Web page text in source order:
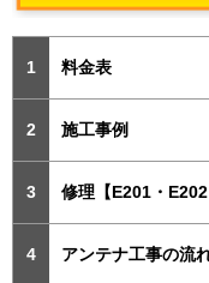
料金表
施工事例
修理【E201・E202
アンテナ工事の流